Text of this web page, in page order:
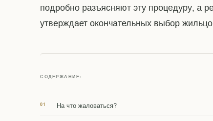
подробно разъясняют эту процедуру, а
утверждает окончательных выбор
СОДЕРЖАНИЕ:
На что жаловаться?